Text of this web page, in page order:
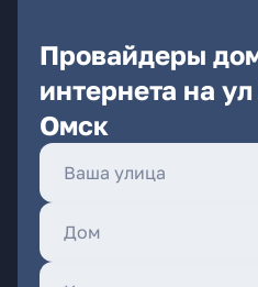
Провайдеры
интернета на
Омск